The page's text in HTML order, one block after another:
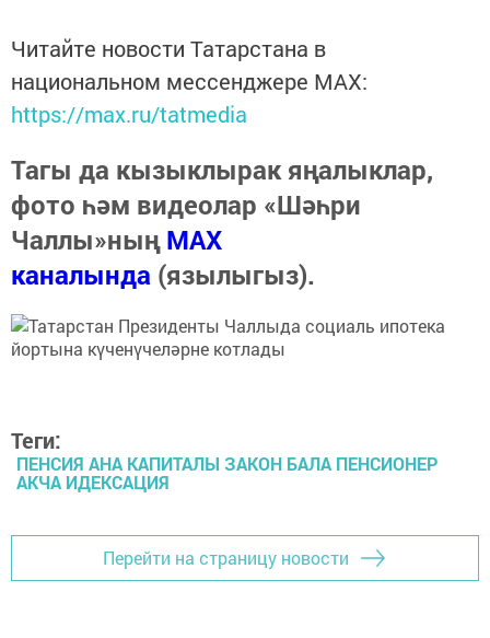
Читайте новости Татарстана в
национальном мессенджере MАХ:
https://max.ru/tatmedia
Тагы да кызыклырак яңалыклар,
фото һәм видеолар «Шәһри
Чаллы»ныңMAX
каналында (язылыгыз).
Теги:
ПЕНСИЯ АНА КАПИТАЛЫ ЗАКОН БАЛА ПЕНСИОНЕР
АКЧА ИДЕКСАЦИЯ
Перейти на страницу новости